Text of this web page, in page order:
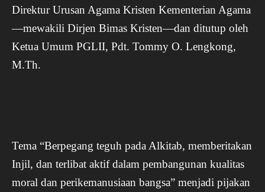
Direktur Urusan Agama Kristen Kementerian Agama
—mewakili Dirjen Bimas Kristen—dan ditutup oleh
Ketua Umum PGLII, Pdt. Tommy O. Lengkong,
M.Th.
Tema “Berpegang teguh pada Alkitab, memberitakan
Injil, dan terlibat aktif dalam pembangunan kualitas
moral dan perikemanusiaan bangsa” menjadi pijakan